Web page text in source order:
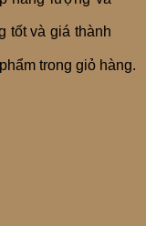
trong giỏ hàng.
tốt và giá thành